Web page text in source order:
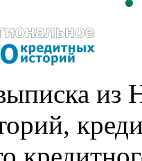
из